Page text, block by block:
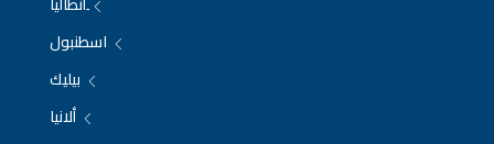
اسطنبول
بيليك
ألانيا